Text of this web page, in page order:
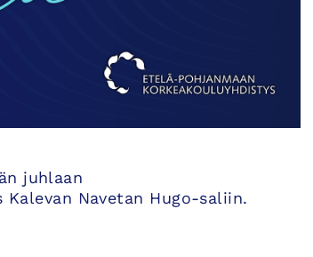
juhlaan
Navetan Hugo-saliin.